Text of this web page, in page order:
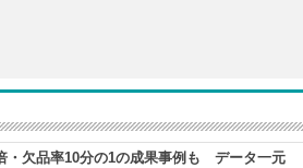
・欠品率10分の1の成果事例も データ一元